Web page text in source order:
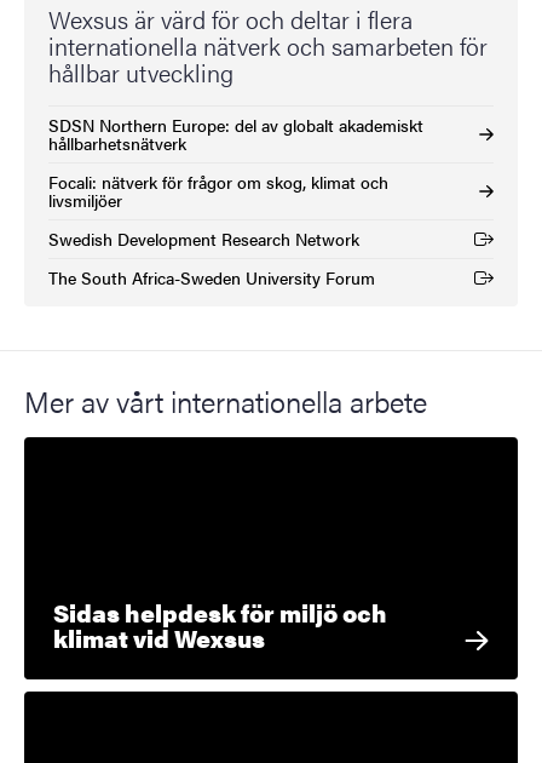
Wexsus är värd för och deltar i flera
internationella nätverk och samarbeten för
hållbar utveckling
SDSN Northern Europe: del av globalt akademiskt
hållbarhetsnätverk
Focali: nätverk för frågor om skog, klimat och
livsmiljöer
Swedish Development Research Network
(Extern länk)
The South Africa-Sweden University Forum
(Extern länk)
Mer av vårt internationella arbete
Sidas helpdesk för miljö och
klimat vid Wexsus